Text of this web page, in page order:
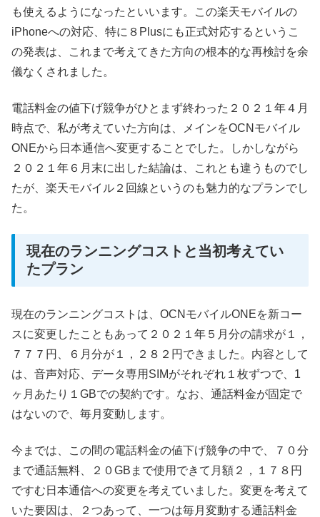
も使えるようになったといいます。この楽天モバイルの
iPhoneへの対応、特に８Plusにも正式対応するというこ
の発表は、これまで考えてきた方向の根本的な再検討を余
儀なくされました。
電話料金の値下げ競争がひとまず終わった２０２１年４月
時点で、私が考えていた方向は、メインをOCNモバイル
ONEから日本通信へ変更することでした。しかしながら
２０２１年６月末に出した結論は、これとも違うものでし
たが、楽天モバイル２回線というのも魅力的なプランでし
た。
現在のランニングコストと当初考えてい
たプラン
現在のランニングコストは、OCNモバイルONEを新コー
スに変更したこともあって２０２１年５月分の請求が１，
７７７円、６月分が１，２８２円できました。内容として
は、音声対応、データ専用SIMがそれぞれ１枚ずつで、1
ヶ月あたり１GBでの契約です。なお、通話料金が固定で
はないので、毎月変動します。
今までは、この間の電話料金の値下げ競争の中で、７０分
まで通話無料、２０GBまで使用できて月額２，１７８円
ですむ日本通信への変更を考えていました。変更を考えて
いた要因は、２つあって、一つは毎月変動する通話料金